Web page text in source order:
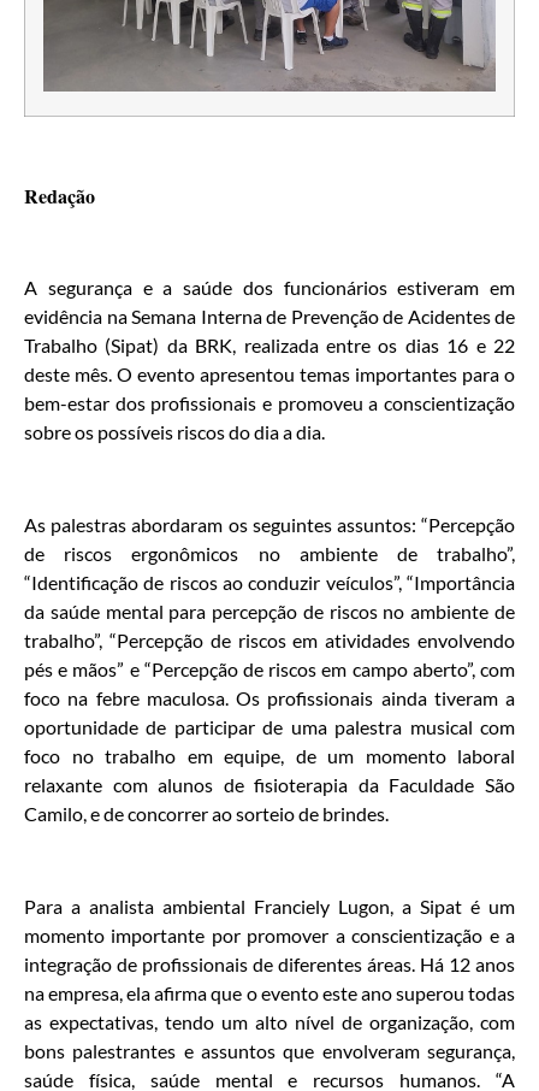
Redação
A segurança e a saúde dos funcionários estiveram em
evidência na Semana Interna de Prevenção de Acidentes de
Trabalho (Sipat) da BRK, realizada entre os dias 16 e 22
deste mês. O evento apresentou temas importantes para o
bem-estar dos profissionais e promoveu a conscientização
sobre os possíveis riscos do dia a dia.
As palestras abordaram os seguintes assuntos: “Percepção
de riscos ergonômicos no ambiente de trabalho”,
“Identificação de riscos ao conduzir veículos”, “Importância
da saúde mental para percepção de riscos no ambiente de
trabalho”, “Percepção de riscos em atividades envolvendo
pés e mãos” e “Percepção de riscos em campo aberto”, com
foco na febre maculosa. Os profissionais ainda tiveram a
oportunidade de participar de uma palestra musical com
foco no trabalho em equipe, de um momento laboral
relaxante com alunos de fisioterapia da Faculdade São
Camilo, e de concorrer ao sorteio de brindes.
Para a analista ambiental Franciely Lugon, a Sipat é um
momento importante por promover a conscientização e a
integração de profissionais de diferentes áreas. Há 12 anos
na empresa, ela afirma que o evento este ano superou todas
as expectativas, tendo um alto nível de organização, com
bons palestrantes e assuntos que envolveram segurança,
saúde física, saúde mental e recursos humanos. “A